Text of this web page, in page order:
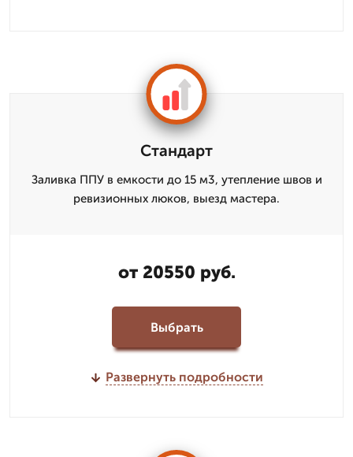
Стандарт
Заливка ППУ в емкости до 15 м3, утепление швов и
ревизионных люков, выезд мастера.
от 20550 руб.
Выбрать
Развернуть подробности